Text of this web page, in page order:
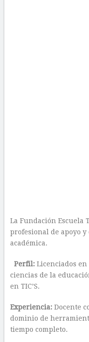
La Fundación Escuela
profesional de apoyo
académica.
Perfil:Licenciados en
ciencias de la
en TIC’S.
Experiencia:Docente
dominio de
tiempo completo.